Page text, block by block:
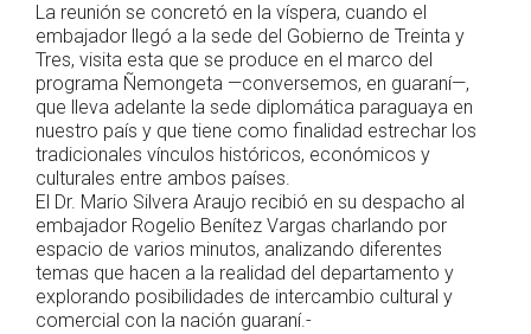
La reunión se concretó en la víspera, cuando el
embajador llegó a la sede del Gobierno de Treinta y
Tres, visita esta que se produce en el marco del
programa Ñemongeta —conversemos, en guaraní—,
que lleva adelante la sede diplomática paraguaya en
nuestro país y que tiene como finalidad estrechar los
tradicionales vínculos históricos, económicos y
culturales entre ambos países.
El Dr. Mario Silvera Araujo recibió en su despacho al
embajador Rogelio Benítez Vargas charlando por
espacio de varios minutos, analizando diferentes
temas que hacen a la realidad del departamento y
explorando posibilidades de intercambio cultural y
comercial con la nación guaraní.-